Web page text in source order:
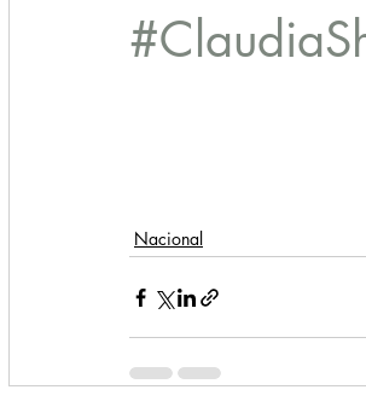
Nacional